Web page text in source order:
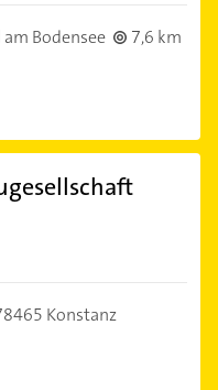
Bodensee
7,6 km
Konstanz